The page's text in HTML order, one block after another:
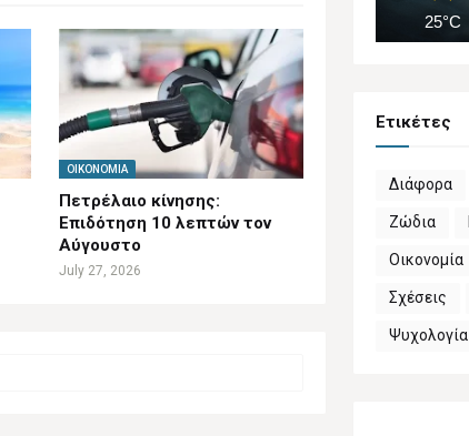
ΟΙΚΟΝΟΜΊΑ
Πετρέλαιο κίνησης:
Επιδότηση 10 λεπτών τον
Αύγουστο
July 27, 2026
25°C
Ετικέτες
Διάφορα
Ζώδια
Οικονομία
Σχέσεις
Ψυχολογία